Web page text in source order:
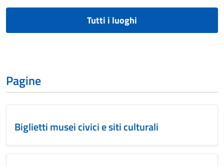
Tutti i luoghi
Pagine
Biglietti musei civici e siti culturali